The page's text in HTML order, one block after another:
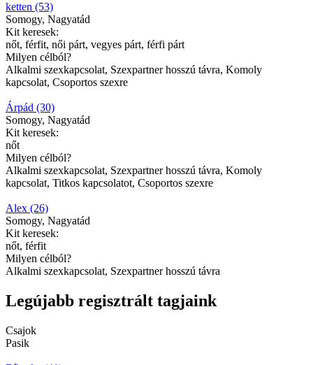
ketten (53)
Somogy, Nagyatád
Kit keresek:
nőt, férfit, női párt, vegyes párt, férfi párt
Milyen célból?
Alkalmi szexkapcsolat, Szexpartner hosszú távra, Komoly
kapcsolat, Csoportos szexre
Árpád (30)
Somogy, Nagyatád
Kit keresek:
nőt
Milyen célból?
Alkalmi szexkapcsolat, Szexpartner hosszú távra, Komoly
kapcsolat, Titkos kapcsolatot, Csoportos szexre
Alex (26)
Somogy, Nagyatád
Kit keresek:
nőt, férfit
Milyen célból?
Alkalmi szexkapcsolat, Szexpartner hosszú távra
Legújabb regisztrált tagjaink
Csajok
Pasik